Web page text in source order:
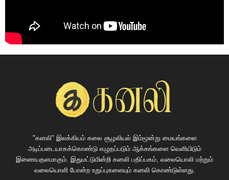
"கனலி" இலக்கியம் கலை சூழலியல் இம்மூன்று மையங்களை
அடிப்படையாகக்கொண்டு எழுதப்படும் ஆக்கங்களை வெளியிடும்
இணையதளமாகும். இதுமட்டுமின்றி கனலி பதிப்பகம், வலையொலி மற்றும்
வலையொளி போன்ற உறுப்புகளையும் கனலி கொண்டுள்ளது.